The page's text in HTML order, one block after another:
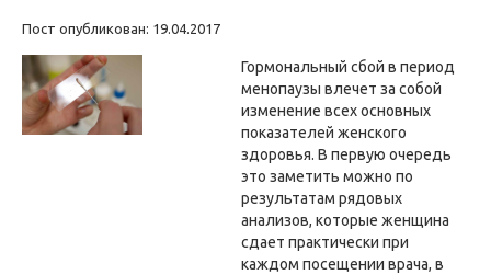
Пост опубликован: 19.04.2017
Гормональный сбой в период
менопаузы влечет за собой
изменение всех основных
показателей женского
здоровья. В первую очередь
это заметить можно по
результатам рядовых
анализов, которые женщина
сдает практически при
каждом посещении врача, в